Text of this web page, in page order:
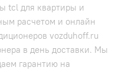
tcl для квартиры и
расчетом и онлайн
vozduhoff.ru
в день доставки. Мы
гарантию на